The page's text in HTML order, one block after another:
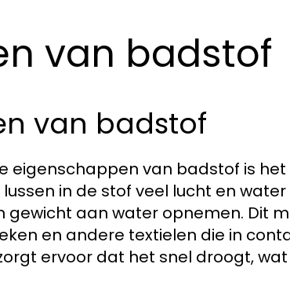
van badstof
van badstof
eigenschappen van badstof is
in de stof veel lucht en
gewicht aan water opnemen. Dit
en andere textielen die in
ervoor dat het snel droogt,